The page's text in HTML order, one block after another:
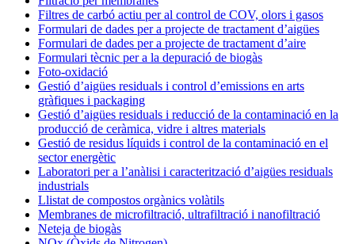
Filtres de carbó actiu per al control de COV, olors i gasos
Formulari de dades per a projecte de tractament d’aigües
Formulari de dades per a projecte de tractament d’aire
Formulari tècnic per a la depuració de biogàs
Foto-oxidació
Gestió d’aigües residuals i control d’emissions en arts
gràfiques i packaging
Gestió d’aigües residuals i reducció de la contaminació en la
producció de ceràmica, vidre i altres materials
Gestió de residus líquids i control de la contaminació en el
sector energètic
Laboratori per a l’anàlisi i caracterització d’aigües residuals
industrials
Llistat de compostos orgànics volàtils
Membranes de microfiltració, ultrafiltració i nanofiltració
Neteja de biogàs